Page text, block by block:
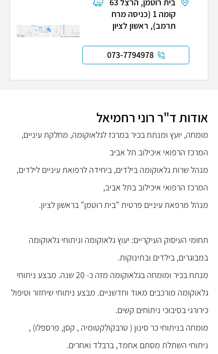
קומה 1 (כניסה מרח
תרמב), ראשון לציון
073-7794978
אודות ד"ר רוני רחמיאל
מומחה, יועץ ומנתח בכיר במרכז לגלאוקומה, מחלקת עיניים,
המרכז הרפואי איכילוב תל אביב
מנהל שרות גלאוקומה בילדים, ביחידה לרפואת עיניים לילדים,
המרכז הרפואי איכילוב בתל אביב,
מנהל מרפאת עיניים פרטית "בית רוטמן" בראשון לציון.
תחומי העיסוק העיקריים: יעוץ גלאוקומה וניתוחי גלאוקומה
במבוגרים, בילדים ובתינוקות.
מנתח בכיר ומומחה בגלאוקומה מזה כ- 20 שנה. מבצע ניתוחי
גלאוקומה מורכבים מאוד וחדשניים. מבצע ניתוחי שיחזור וטיפול
כירורגי בסיבוכי ניתוחים קשים.
מומחה בניתוחי כר סינון ( טרבקולקטומיה , קסן, פרספלו) ,
ניתוחי השתלת מסתם אחמד, ברבלד ואחרים.